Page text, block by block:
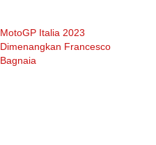
MotoGP Italia 2023
Dimenangkan Francesco
Bagnaia